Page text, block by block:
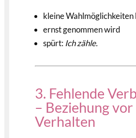
kleine
ernst genommen wird
spürt: Ich zähle.
3. Fehlende
– Beziehung vor
Verhalten